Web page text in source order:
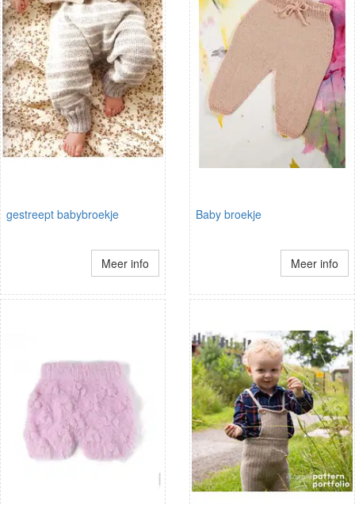
gestreept babybroekje
Meer info
Baby broekje
Meer info